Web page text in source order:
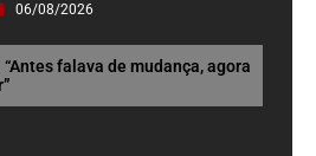
06/08/2026
falava de mudança, agora